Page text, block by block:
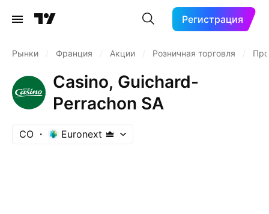
Регистрация
Рынки Франция Акции Розничная торговля
Casino, Guichard-
Perrachon SA
CO Euronext